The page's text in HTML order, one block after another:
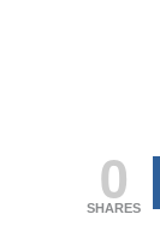
in0
SHARES